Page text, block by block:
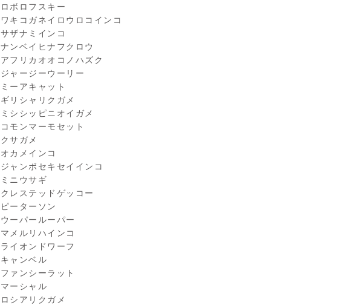
ロボロフスキー
ワキコガネイロウロコインコ
サザナミインコ
ナンベイヒナフクロウ
アフリカオオコノハズク
ジャージーウーリー
ミーアキャット
ギリシャリクガメ
ミシシッピニオイガメ
コモンマーモセット
クサガメ
オカメインコ
ジャンボセキセイインコ
ミニウサギ
クレステッドゲッコー
ピーターソン
ウーパールーパー
マメルリハインコ
ライオンドワーフ
キャンベル
ファンシーラット
マーシャル
ロシアリクガメ